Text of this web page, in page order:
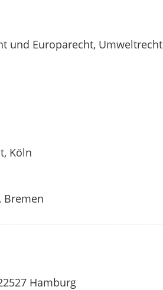
und Europarecht, Umweltrecht
Köln
Bremen
Hamburg